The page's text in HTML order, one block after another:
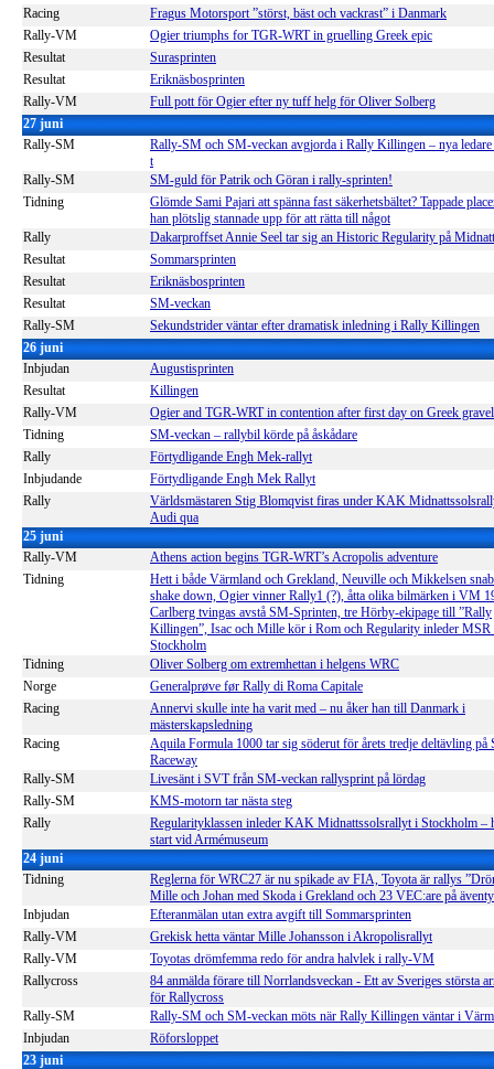
Racing
Fragus Motorsport ”störst, bäst och vackrast” i Danmark
Rally-VM
Ogier triumphs for TGR-WRT in gruelling Greek epic
Resultat
Surasprinten
Resultat
Eriknäsbosprinten
Rally-VM
Full pott för Ogier efter ny tuff helg för Oliver Solberg
27 juni
Rally-SM
Rally-SM och SM-veckan avgjorda i Rally Killingen – nya ledare
t
Rally-SM
SM-guld för Patrik och Göran i rally-sprinten!
Tidning
Glömde Sami Pajari att spänna fast säkerhets­bältet? Tappade
han plötslig stannade upp för att rätta till något
Rally
Dakarproffset Annie Seel tar sig an Historic Regularity på
Resultat
Sommarsprinten
Resultat
Eriknäsbosprinten
Resultat
SM-veckan
Rally-SM
Sekundstrider väntar efter dramatisk inledning i Rally Killingen
26 juni
Inbjudan
Augustisprinten
Resultat
Killingen
Rally-VM
Ogier and TGR-WRT in contention after first day on Greek gravel
Tidning
SM-veckan – rallybil körde på åskådare
Rally
Förtydligande Engh Mek-rallyt
Inbjudande
Förtydligande Engh Mek Rallyt
Rally
Världsmästaren Stig Blomqvist firas under KAK
Audi qua
25 juni
Rally-VM
Athens action begins TGR-WRT’s Acropolis adventure
Tidning
Hett i både Värmland och Grekland, Neuville och Mikkelsen
shake down, Ogier vinner Rally1 (?), åtta olika bilmärken i VM
Carlberg tvingas avstå SM-Sprinten, tre Hörby-ekipage till ”Rally
Killingen”, Isac och Mille kör i Rom och Regularity inleder MSR
Stockholm
Tidning
Oliver Solberg om extremhettan i helgens WRC
Norge
Generalprøve før Rally di Roma Capitale
Racing
Annervi skulle inte ha varit med – nu åker han till Danmark i
mästerskapsledning
Racing
Aquila Formula 1000 tar sig söderut för årets tredje deltävling på
Raceway
Rally-SM
Livesänt i SVT från SM-veckan rallysprint på lördag
Rally-SM
KMS-motorn tar nästa steg
Rally
Regularityklassen inleder KAK Midnattssolsrallyt i Stockholm –
start vid Armémuseum
24 juni
Tidning
Reglerna för WRC27 är nu spikade av FIA, Toyota är rallys
Mille och Johan med Skoda i Grekland och 23 VEC:are på
Inbjudan
Efteranmälan utan extra avgift till Sommarsprinten
Rally-VM
Grekisk hetta väntar Mille Johansson i Akropolisrallyt
Rally-VM
Toyotas drömfemma redo för andra halvlek i rally-VM
Rallycross
84 anmälda förare till Norrlandsveckan - Ett av Sveriges största
för Rallycross
Rally-SM
Rally-SM och SM-veckan möts när Rally Killingen väntar i
Inbjudan
Röforsloppet
23 juni